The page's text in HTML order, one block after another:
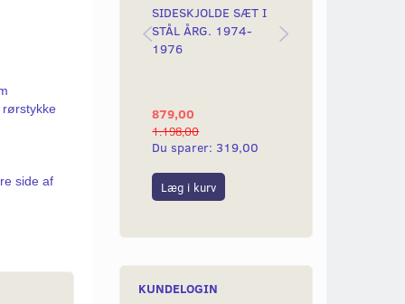
side af
SIDESKJOLDE SÆT I
STÅL ÅRG. 1974-
1976
879,00
1.198,00
Du sparer: 319,00
Læg i kurv
KUNDELOGIN